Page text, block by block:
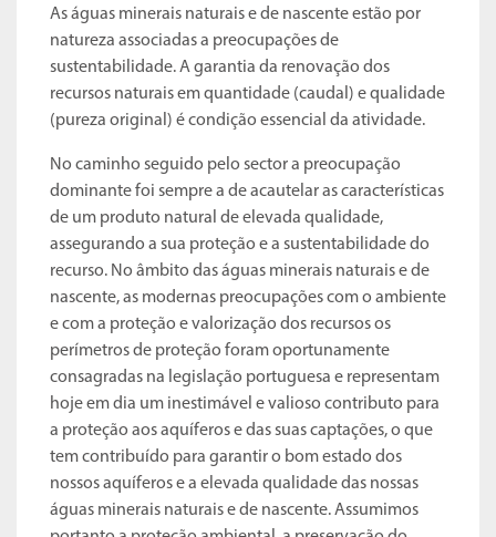
As águas minerais naturais e de nascente estão por
natureza associadas a preocupações de
sustentabilidade. A garantia da renovação dos
recursos naturais em quantidade (caudal) e qualidade
(pureza original) é condição essencial da atividade.
No caminho seguido pelo sector a preocupação
dominante foi sempre a de acautelar as características
de um produto natural de elevada qualidade,
assegurando a sua proteção e a sustentabilidade do
recurso. No âmbito das águas minerais naturais e de
nascente, as modernas preocupações com o ambiente
e com a proteção e valorização dos recursos os
perímetros de proteção foram oportunamente
consagradas na legislação portuguesa e representam
hoje em dia um inestimável e valioso contributo para
a proteção aos aquíferos e das suas captações, o que
tem contribuído para garantir o bom estado dos
nossos aquíferos e a elevada qualidade das nossas
águas minerais naturais e de nascente. Assumimos